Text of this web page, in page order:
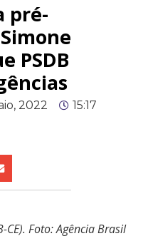
pré-
PSDB
2022 15:17
CE). Foto: Agência Brasil